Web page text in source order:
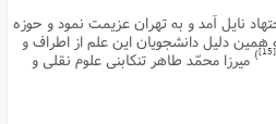
اجتهاد نایل آمد و به تهران عزیمت نمود و حوزه
دلیل دانشجویان این علم از اطراف و
[15]
) میرزا محمّد طاهر تنکابنى علوم نقلى و